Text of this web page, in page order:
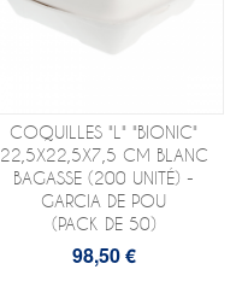
COQUILLES "L" "BIONIC"
22,5X22,5X7,5 CM BLANC
BAGASSE (200 UNITÉ) -
GARCIA DE POU
(PACK DE 50)
98,50 €